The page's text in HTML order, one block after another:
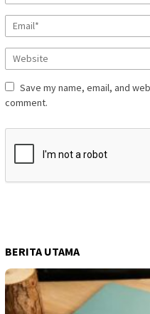
Save my name, email, and
comment.
BERITA UTAMA